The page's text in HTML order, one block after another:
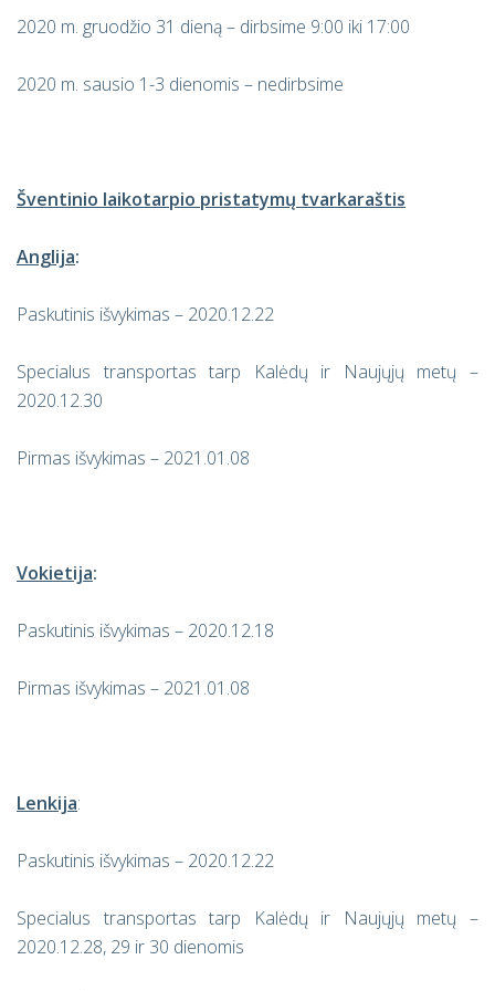
2020 m. gruodžio 31 dieną – dirbsime 9:00 iki 17:00
2020 m. sausio 1-3 dienomis – nedirbsime
Šventinio laikotarpio pristatymų tvarkaraštis
Anglija:
Paskutinis išvykimas – 2020.12.22
Specialus transportas tarp Kalėdų ir Naujųjų metų –
2020.12.30
Pirmas išvykimas – 2021.01.08
Vokietija:
Paskutinis išvykimas – 2020.12.18
Pirmas išvykimas – 2021.01.08
Lenkija:
Paskutinis išvykimas – 2020.12.22
Specialus transportas tarp Kalėdų ir Naujųjų metų –
2020.12.28, 29 ir 30 dienomis